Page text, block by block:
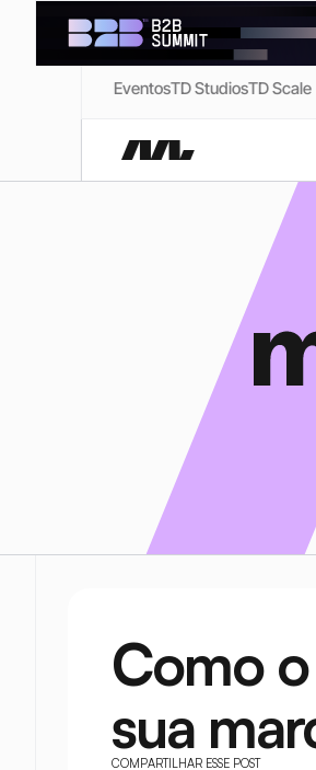
EventosTD StudiosTD Scale
Como
sua
COMPARTILHAR ESSE POST